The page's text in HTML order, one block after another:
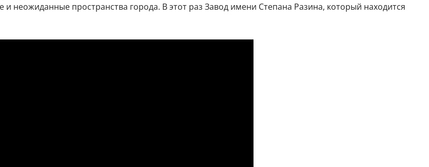
неожиданные пространства города. В этот раз Завод имени Степана Разина, который находится